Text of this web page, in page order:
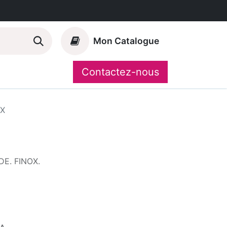
Mon Catalogue
CompoShop
Contactez-nous
FINOX.